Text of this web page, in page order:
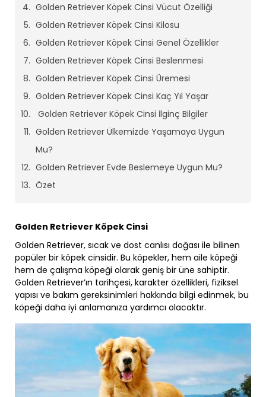
Golden Retriever Köpek Cinsi Vücut Özelliği
Golden Retriever Köpek Cinsi Kilosu
Golden Retriever Köpek Cinsi Genel Özellikler
Golden Retriever Köpek Cinsi Beslenmesi
Golden Retriever Köpek Cinsi Üremesi
Golden Retriever Köpek Cinsi Kaç Yıl Yaşar
Golden Retriever Köpek Cinsi İlginç Bilgiler
Golden Retriever Ülkemizde Yaşamaya Uygun
Mu?
Golden Retriever Evde Beslemeye Uygun Mu?
Özet
Golden Retriever Köpek Cinsi
Golden Retriever, sıcak ve dost canlısı doğası ile bilinen
popüler bir köpek cinsidir. Bu köpekler, hem aile köpeği
hem de çalışma köpeği olarak geniş bir üne sahiptir.
Golden Retriever’ın tarihçesi, karakter özellikleri, fiziksel
yapısı ve bakım gereksinimleri hakkında bilgi edinmek, bu
köpeği daha iyi anlamanıza yardımcı olacaktır.